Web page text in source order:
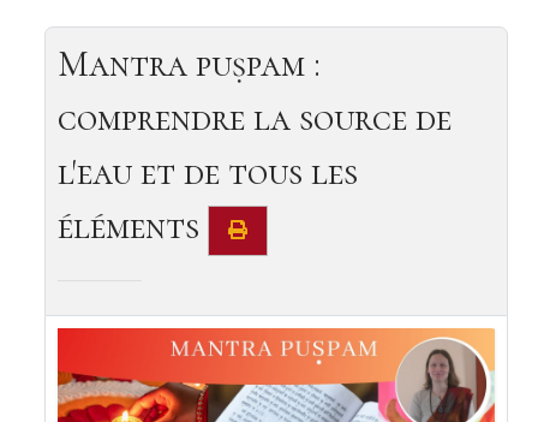
Mantra puṣpam :
comprendre la source de
l'eau et de tous les
éléments